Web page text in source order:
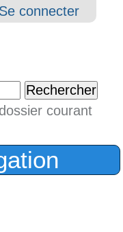
Outils
Se connecter
courant